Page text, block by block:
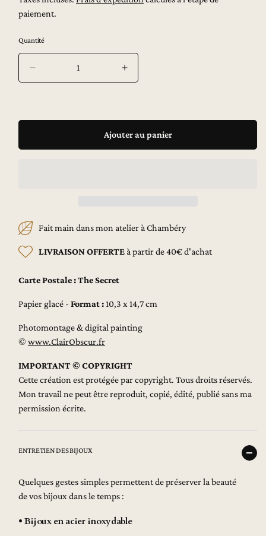
x
a
b
paiement.
Quantité
la
The
Augmenter
la
The
Secret
Ajouter au panier
Fait main dans mon atelier à Chambéry
LIVRAISON OFFERTE à partir de 40€ d'achat
Carte Postale : The Secret
Papier glacé - Format :10,3 x 14,7 cm
Photomontage & digital painting
© www.ClairObscur.fr
IMPORTANT © COPYRIGHT
Cette création est protégée par copyright. Tous droits réservés.
Mon travail ne peut être reproduit, copié, édité, publié sans ma
permission écrite.
ENTRETIEN DES BIJOUX
Quelques gestes simples permettent de préserver la beauté
de vos bijoux dans le temps :
• Bijoux en acier inoxydable